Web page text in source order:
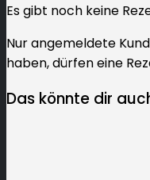
Es gibt noch keine
Nur angemeldete
haben, dürfen eine
Das könnte dir